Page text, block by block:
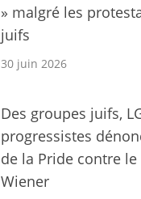
» malgré les
juifs
30 juin 2026
Des groupes juifs,
progressistes
de la Pride contre
Wiener